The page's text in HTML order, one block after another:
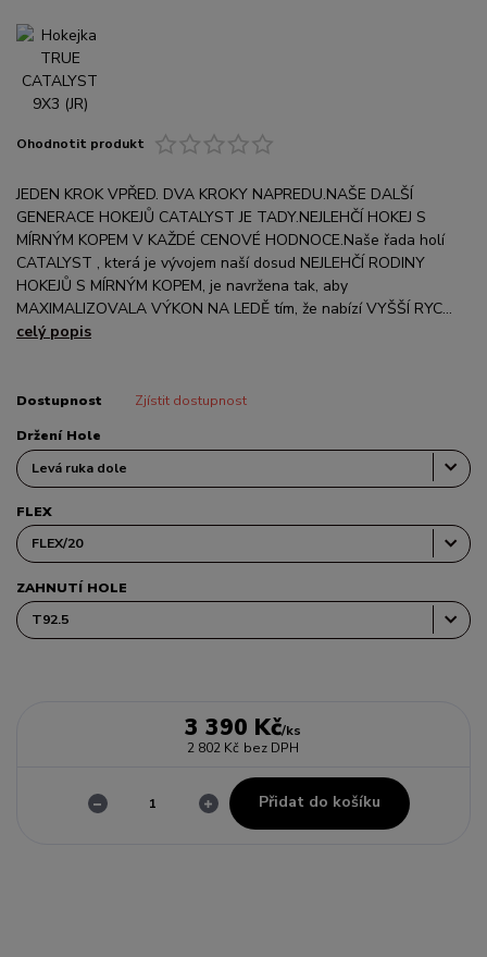
Ohodnotit produkt
JEDEN KROK VPŘED. DVA KROKY NAPREDU.NAŠE DALŠÍ
GENERACE HOKEJŮ CATALYST JE TADY.NEJLEHČÍ HOKEJ S
MÍRNÝM KOPEM V KAŽDÉ CENOVÉ HODNOCE.Naše řada holí
CATALYST , která je vývojem naší dosud NEJLEHČÍ RODINY
HOKEJŮ S MÍRNÝM KOPEM, je navržena tak, aby
MAXIMALIZOVALA VÝKON NA LEDĚ tím, že nabízí VYŠŠÍ RYC...
celý popis
Dostupnost Zjístit dostupnost
Držení Hole
FLEX
ZAHNUTÍ HOLE
3 390 Kč/ks
2 802 Kč bez DPH
Přidat do košíku